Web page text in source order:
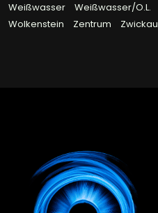
Weißwasser
Weißwasser/O.L.
Wolkenstein
Zentrum Zwickau